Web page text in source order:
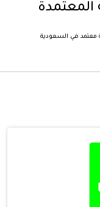
المعتمدة
معتمد في السعودية